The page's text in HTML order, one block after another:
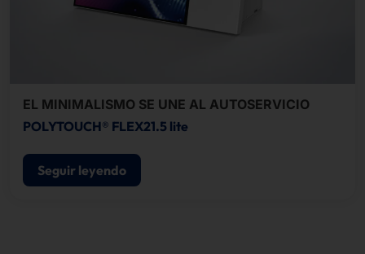
EL MINIMALISMO SE UNE AL AUTOSERVICIO
POLYTOUCH® FLEX21.5 lite
Seguir leyendo